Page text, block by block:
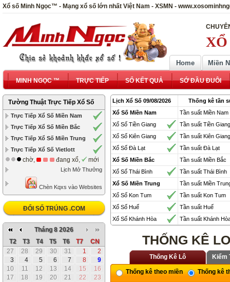
Xổ số Minh Ngọc™ - Mạng xổ số lớn nhất Việt Nam - XSMN -
Home Miền
MINH NGỌC ™ TRỰC TIẾP SỔ KẾT QUẢ SỚ ĐẦU ĐUÔI
Tường Thuật Trực Tiếp Xổ Số
Trực Tiếp Xổ Số Miền Nam
Trực Tiếp Xổ Số Miền Bắc
Trực Tiếp Xổ Số Miền Trung
Trực Tiếp Xổ Số Vietlott
chờ, đang xổ, mới
Lịch Mở Thưởng
Chèn Kqxs vào Websites
ĐỔI SỐ TRÚNG .COM
Tháng 8 2026
T2
T3 T4 T5 T6 T7
CN
27
28 29 30 31 1
2
3
4 5 6 7 8
9
10
11 12 13 14 15
16
17
18 19 20 21 22
23
Lịch Xổ Số 09/08/2026
Thống kê tần
Xổ Số Miền Nam
Tần suất Miền Nam
Xổ Số Tiền Giang
Tần suất Tiền Giang
Xổ Số Kiên Giang
Tần suất Kiên Giang
Xổ Số Đà Lạt
Tần suất Đà Lạt
Xổ Số Miền Bắc
Tần suất Miền Bắc
Xổ Số Thái Bình
Tần suất Thái Bình
Xổ Số Miền Trung
Tần suất Miền
Xổ Số Kon Tum
Tần suất Kon Tum
Xổ Số Huế
Tần suất Huế
Xổ Số Khánh Hòa
Tần suất Khánh
THỐNG KÊ
Thống Kê Lô Kiểm
Thống kê theo miền Thống kê